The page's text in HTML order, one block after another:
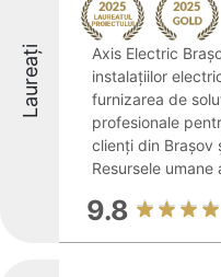
Laureați
Axis Electric
instalațiilor
furnizarea de
profesionale
clienți din Brașov
Resursele
9.8